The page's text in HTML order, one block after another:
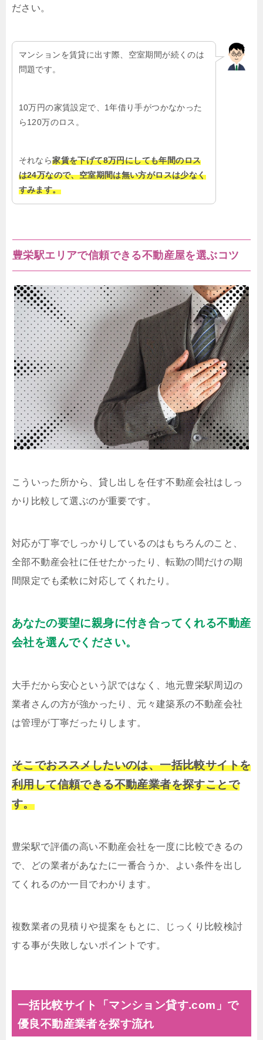
ださい。
マンションを賃貸に出す際、空室期間が続くのは
問題です。
10万円の家賃設定で、1年借り手がつかなかった
ら120万のロス。
それなら家賃を下げて8万円にしても年間のロス
は24万なので、空室期間は無い方がロスは少なく
すみます。
豊栄駅エリアで信頼できる不動産屋を選ぶコツ
こういった所から、貸し出しを任す不動産会社はしっ
かり比較して選ぶのが重要です。
対応が丁寧でしっかりしているのはもちろんのこと、
全部不動産会社に任せたかったり、転勤の間だけの期
間限定でも柔軟に対応してくれたり。
あなたの要望に親身に付き合ってくれる不動産
会社を選んでください。
大手だから安心という訳ではなく、地元豊栄駅周辺の
業者さんの方が強かったり、元々建築系の不動産会社
は管理が丁寧だったりします。
そこでおススメしたいのは、一括比較サイトを
利用して信頼できる不動産業者を探すことで
す。
豊栄駅で評価の高い不動産会社を一度に比較できるの
で、どの業者があなたに一番合うか、よい条件を出し
てくれるのか一目でわかります。
複数業者の見積りや提案をもとに、じっくり比較検討
する事が失敗しないポイントです。
一括比較サイト「マンション貸す.com」で
優良不動産業者を探す流れ